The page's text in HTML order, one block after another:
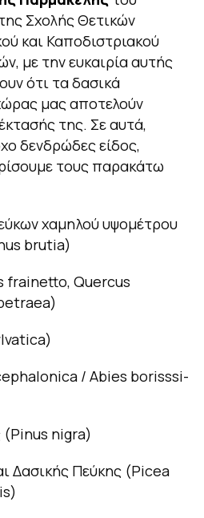
Σχολής Θετικών
και Καποδιστριακού
με την ευκαιρία αυτής
ότι τα δασικά
μας αποτελούν
της. Σε αυτά,
δενδρώδες είδος,
τους παρακάτω
χαμηλού υψομέτρου
brutia)
frainetto, Quercus
)
)
/ Abies borisssi-
(Pinus nigra)
Δασικής Πεύκης (Picea
)